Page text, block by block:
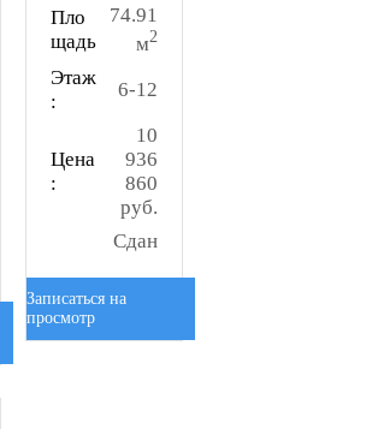
Пло
щадь
74.91
м2
Этаж
:
6-12
Цена
:
10
936
860
руб.
Сдан
Записаться на
просмотр